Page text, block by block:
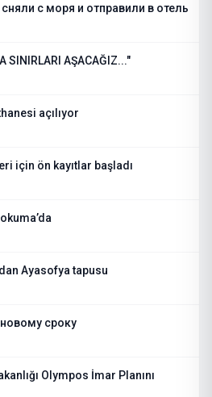
сняли с моря и отправили в отель
SINIRLARI AŞACAĞIZ..."
açılıyor
için ön kayıtlar başladı
Ayasofya tapusu
сроку
Olympos İmar Planını